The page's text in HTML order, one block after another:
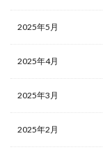
2025年5月
2025年4月
2025年3月
2025年2月